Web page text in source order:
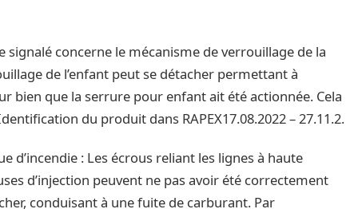
concerne le mécanisme de verrouillage de la
de l’enfant peut se détacher permettant à
bien que la serrure pour enfant ait été actionnée. Cela
du produit dans RAPEX17.08.2022 – 27.11.2.
d’incendie : Les écrous reliant les lignes à haute
d’injection peuvent ne pas avoir été correctement
conduisant à une fuite de carburant. Par